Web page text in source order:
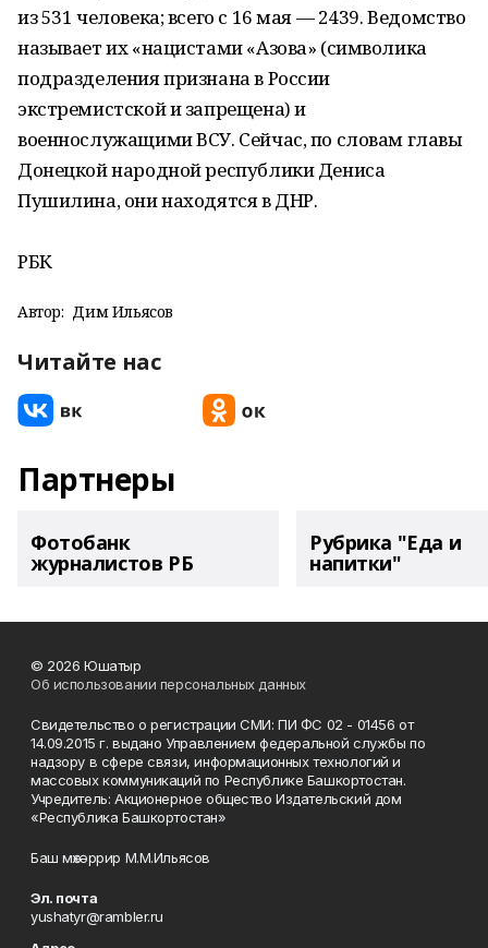
из 531 человека; всего с 16 мая — 2439. Ведомство
называет их «нацистами «Азова» (символика
подразделения признана в России
экстремистской и запрещена) и
военнослужащими ВСУ. Сейчас, по словам главы
Донецкой народной республики Дениса
Пушилина, они находятся в ДНР.
РБК
Автор: Дим Ильясов
Читайте нас
Партнеры
Фотобанк
журналистов РБ
Рубрика "Еда и
напитки"
© 2026 Юшатыр
Об использовании персональных данных
Свидетельство о регистрации СМИ: ПИ ФС 02 - 01456 от
14.09.2015 г. выдано Управлением федеральной службы по
надзору в сфере связи, информационных технологий и
массовых коммуникаций по Республике Башкортостан.
Учредитель: Акционерное общество Издательский дом
«Республика Башкортостан»
Баш мөхәррир М.М.Ильясов
Эл. почта
yushatyr@rambler.ru